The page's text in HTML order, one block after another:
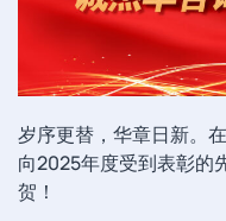
岁序更替，华章日新。
向2025年度受到表彰的
贺！